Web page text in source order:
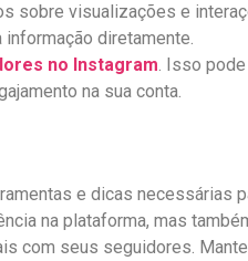
sobre visualizações⁤ e
diretamente.
no Instagram. Isso
na sua conta.
e dicas necessárias
na plataforma, mas
com seus seguidores.